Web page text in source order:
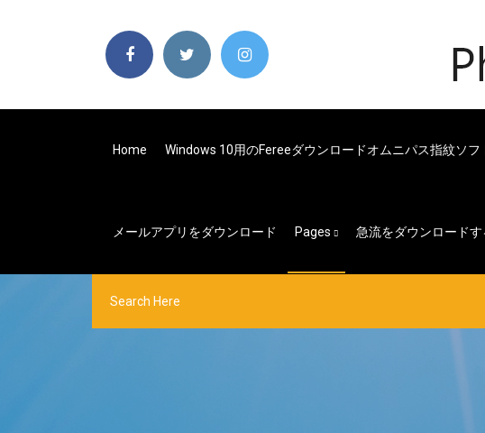
Home Windows 10用のfereeダウンロードオムニパス指紋ソフ
メールアプリをダウンロード Pages 急流をダウンロード